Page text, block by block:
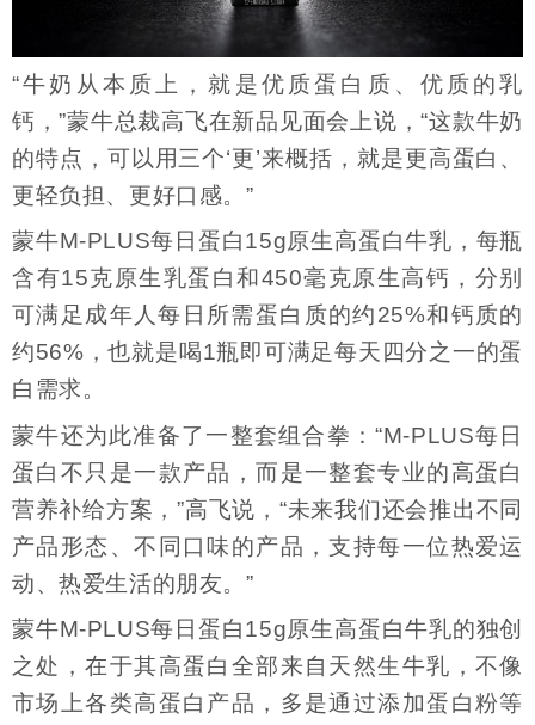
“牛奶从本质上，就是优质蛋白质、优质的乳
钙，”蒙牛总裁高飞在新品见面会上说，“这款牛奶
的特点，可以用三个‘更’来概括，就是更高蛋白、
更轻负担、更好口感。”
蒙牛M-PLUS每日蛋白15g原生高蛋白牛乳，每瓶
含有15克原生乳蛋白和450毫克原生高钙，分别
可满足成年人每日所需蛋白质的约25%和钙质的
约56%，也就是喝1瓶即可满足每天四分之一的蛋
白需求。
蒙牛还为此准备了一整套组合拳：“M-PLUS每日
蛋白不只是一款产品，而是一整套专业的高蛋白
营养补给方案，”高飞说，“未来我们还会推出不同
产品形态、不同口味的产品，支持每一位热爱运
动、热爱生活的朋友。”
蒙牛M-PLUS每日蛋白15g原生高蛋白牛乳的独创
之处，在于其高蛋白全部来自天然生牛乳，不像
市场上各类高蛋白产品，多是通过添加蛋白粉等